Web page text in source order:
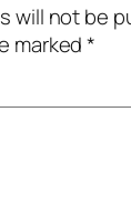
will not be
marked*